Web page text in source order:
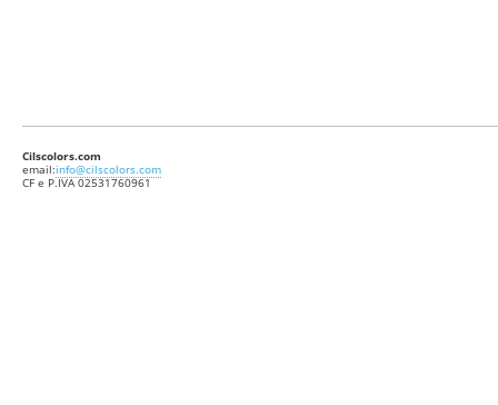
Cilscolors.com
email:info@cilscolors.com
CF e P.IVA 02531760961